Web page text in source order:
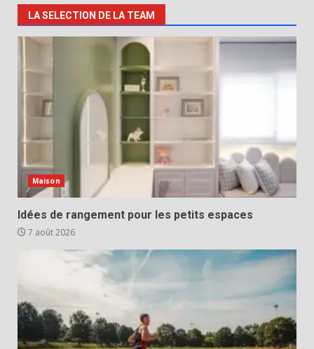
LA SELECTION DE LA TEAM
Maison
Idées de rangement pour les petits espaces
7 août 2026